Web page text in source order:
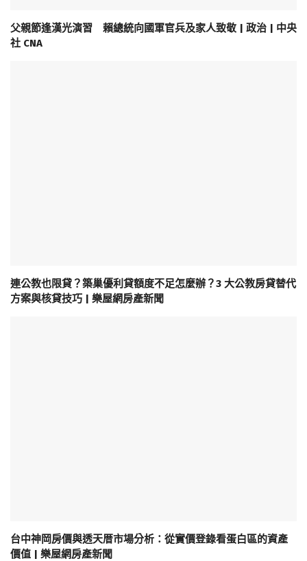
父親節逢漢光演習 賴總統向國軍官兵及家人致敬 | 政治 | 中央
社 CNA
連公教也限貸？築巢優利貸額度不足怎麼辦？3 大公教房貸替代
方案與核貸技巧 | 樂屋網房產新聞
台中神岡房價與透天厝市場分析：從實價登錄看蛋白區的資產
價值 | 樂屋網房產新聞